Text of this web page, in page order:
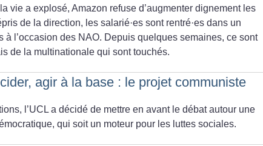
vie a explosé, Amazon refuse d’augmenter dignement les
de la direction, les salarié·es sont rentré·es dans un
à l’occasion des NAO. Depuis quelques semaines, ce sont
de la multinationale qui sont touchés.
agir à la base : le projet communiste
l’UCL a décidé de mettre en avant le débat autour une
qui soit un moteur pour les luttes sociales.